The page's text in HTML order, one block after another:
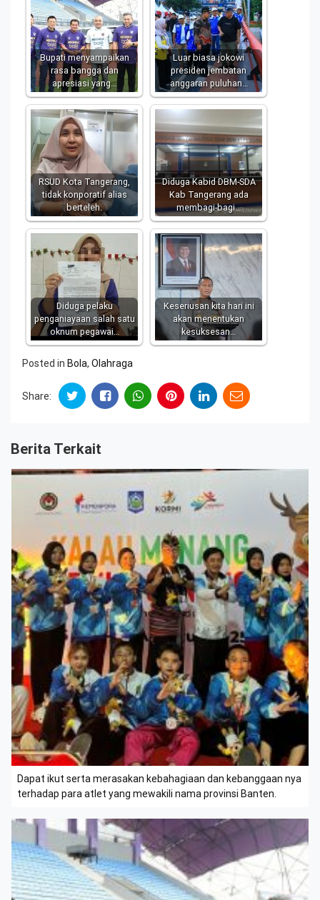
Bupati menyampaikan
rasa bangga dan
apresiasi yang…
Luar biasa jokowi
presiden jembatan
anggaran puluhan…
RSUD Kota Tangerang,
tidak konporatif alias
berteleh.
Diduga Kabid DBM-SDA
Kab Tangerang ada
membagi-bagi…
Diduga pelaku
penganiayaan salah satu
oknum pegawai…
Keseriusan kita hari ini
akan menentukan
kesuksesan…
Posted in Bola, Olahraga
Share:
Berita Terkait
Dapat ikut serta merasakan kebahagiaan dan kebanggaan nya
terhadap para atlet yang mewakili nama provinsi Banten.